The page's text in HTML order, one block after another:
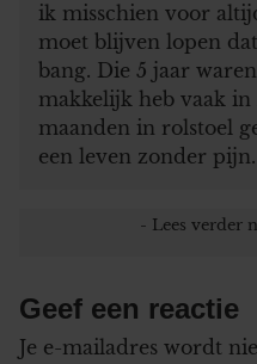
ik misschien voor
moet blijven lopen
bang. Die 5 jaar
makkelijk heb vaak in
maanden in rolstoel
een leven zonder pijn.
Geef een reactie
Je e-mailadres wordt